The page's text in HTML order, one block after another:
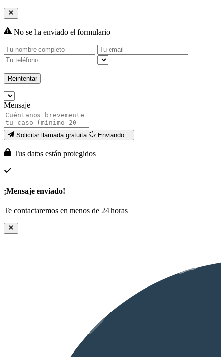
No se ha enviado el formulario
Reintentar
Mensaje
Solicitar llamada gratuita Enviando...
Tus datos están protegidos
¡Mensaje enviado!
Te contactaremos en menos de 24 horas